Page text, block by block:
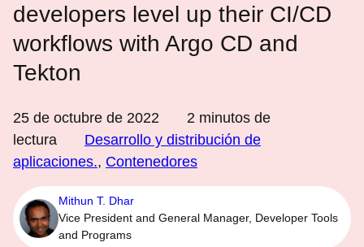
developers level up their CI/CD
workflows with Argo CD and
Tekton
25 de octubre de 2022 2 minutos de
lectura
Desarrollo y distribución de
aplicaciones., Contenedores
Mithun T. Dhar
Vice President and General Manager, Developer Tools
and Programs